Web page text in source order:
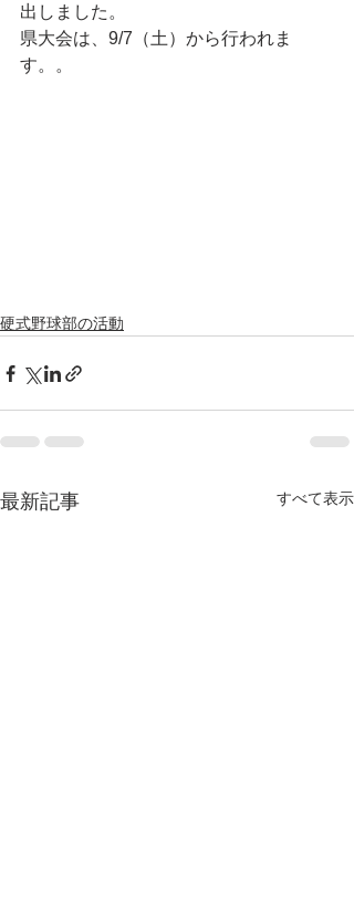
出しました。
県大会は、9/7（土）から行われま
す。。
硬式野球部の活動
最新記事 すべて表示